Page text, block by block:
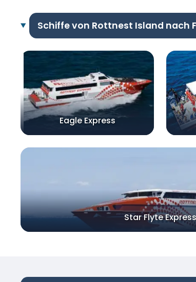
Schiffe von Rottnest Island nach
Eagle Express
Star Flyte Express